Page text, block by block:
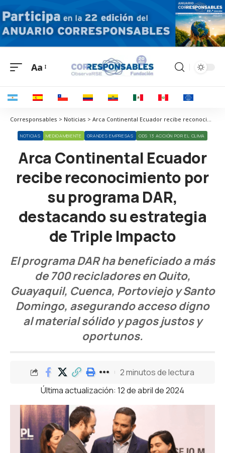
Aa
Corresponsables > Noticias > Arca Continental Ecuador recibe reconocimiento por su programa DAR, destacando su estrategia de Triple Impacto
NOTICIAS MEDIOAMBIENTE GRANDES EMPRESAS ODS 13 ACCIÓN POR EL CLIMA
Arca Continental Ecuador
recibe reconocimiento por
su programa DAR,
destacando su estrategia
de Triple Impacto
El programa DAR ha beneficiado a más
de 700 recicladores en Quito,
Guayaquil, Cuenca, Portoviejo y Santo
Domingo, asegurando acceso digno
al material sólido y pagos justos y
oportunos.
Última actualización: 12 de abril de 2024
2 minutos de lectura